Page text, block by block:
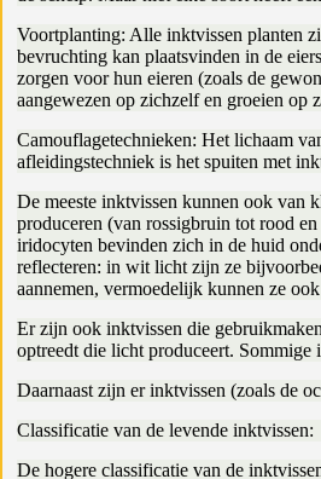
Voortplanting: Alle inktvissen planten
bevruchting kan plaatsvinden in de
zorgen voor hun eieren (zoals de
aangewezen op zichzelf en groeien op
Camouflagetechnieken: Het lichaam
afleidingstechniek is het spuiten met
De meeste inktvissen kunnen ook van
produceren (van rossigbruin tot rood
iridocyten bevinden zich in de huid
reflecteren: in wit licht zijn ze
aannemen, vermoedelijk kunnen ze
Er zijn ook inktvissen die
optreedt die licht produceert.
Daarnaast zijn er inktvissen (zoals de
Classificatie van de levende inktvissen:
De hogere classificatie van de